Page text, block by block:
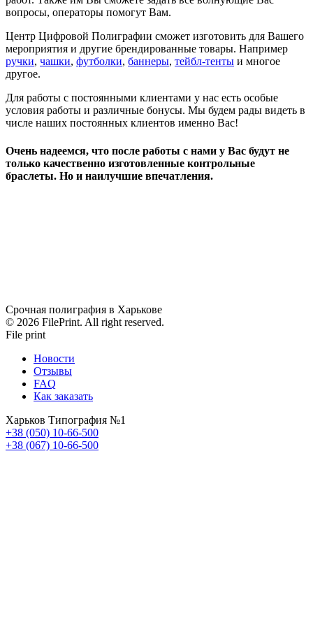
вопросы, операторы помогут Вам.
Центр Цифровой Полиграфии сможет изготовить для Вашего
мероприятия и другие брендированные товары. Например
ручки, чашки, футболки, баннеры, тейбл-тенты и многое
другое.
Для работы с постоянными клиентами у нас есть особые
условия работы и различные бонусы. Мы будем рады видеть в
числе наших постоянных клиентов именно Вас!
Очень надеемся, что после работы с нами у Вас будут не
только качественно изготовленные контрольные
браслеты. Но и наилучшие впечатления.
Срочная полиграфия в Харькове
© 2026 FilePrint. All right reserved.
File print
Новости
Отзывы
FAQ
Как заказать
Харьков Типография №1
+38 (050) 10-66-500
+38 (067) 10-66-500